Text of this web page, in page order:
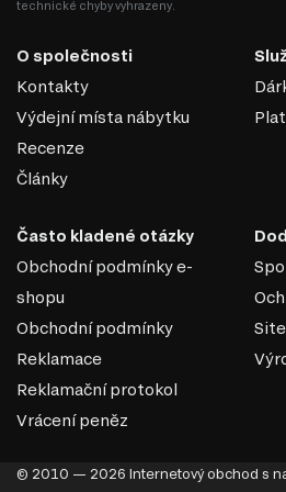
Polyuretanová pěna je syntetická
polymeru, která vytváří v
závislosti na typu získaného
materiál tvrdý nebo měkký. Jeho
pachů a alergická reakce na
zřídka. Matrace PPU poskytují
spánku a vytvářejí optimální
Vydrží velké denní zatížení, časem
technické chyby vyhrazeny.
O společnosti
Kontakty
Výdejní místa nábytku
Recenze
Články
Často kladené otázky
Obchodní podmínky e-
shopu
Obchodní podmínky
Reklamace
Reklamační protokol
Vrácení peněz
© 2010 — 2026 Internetový obchod s